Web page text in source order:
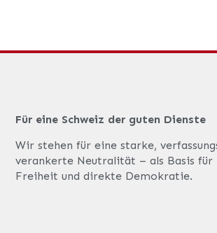
Für eine Schweiz der guten Dienste
Wir stehen für eine starke,
verankerte Neutralität – als Basis für
Freiheit und direkte Demokratie.